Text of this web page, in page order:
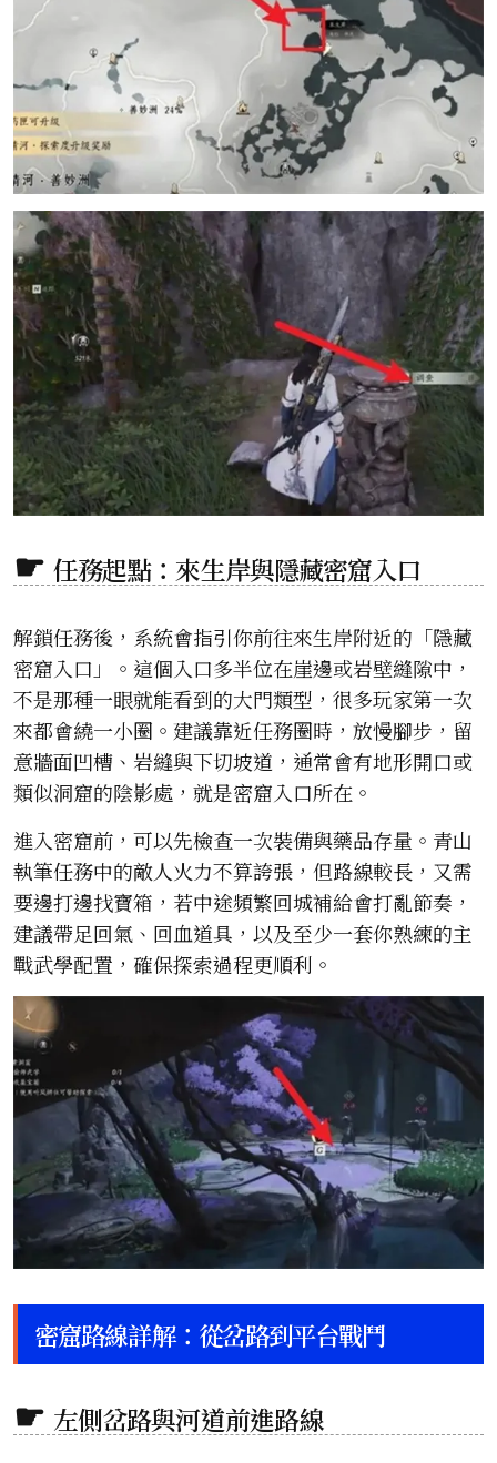
任務起點：來生岸與隱藏密窟入口
解鎖任務後，系統會指引你前往來生岸附近的「隱藏
密窟入口」。這個入口多半位在崖邊或岩壁縫隙中，
不是那種一眼就能看到的大門類型，很多玩家第一次
來都會繞一小圈。建議靠近任務圈時，放慢腳步，留
意牆面凹槽、岩縫與下切坡道，通常會有地形開口或
類似洞窟的陰影處，就是密窟入口所在。
進入密窟前，可以先檢查一次裝備與藥品存量。青山
執筆任務中的敵人火力不算誇張，但路線較長，又需
要邊打邊找寶箱，若中途頻繁回城補給會打亂節奏，
建議帶足回氣、回血道具，以及至少一套你熟練的主
戰武學配置，確保探索過程更順利。
密窟路線詳解：從岔路到平台戰鬥
左側岔路與河道前進路線